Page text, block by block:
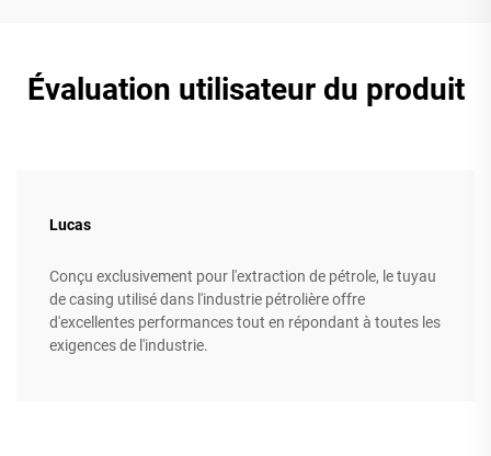
Évaluation utilisateur du produit
Lucas
Conçu exclusivement pour l'extraction de pétrole, le tuyau
de casing utilisé dans l'industrie pétrolière offre
d'excellentes performances tout en répondant à toutes les
exigences de l'industrie.